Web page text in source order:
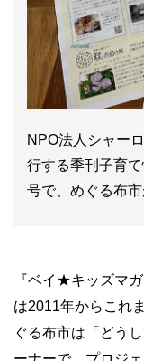
NPO法人シャー
行する季刊子育
号で、めぐる布市
『ベイ★キッズマ
は2011年からこれ
ぐる布市は「どう